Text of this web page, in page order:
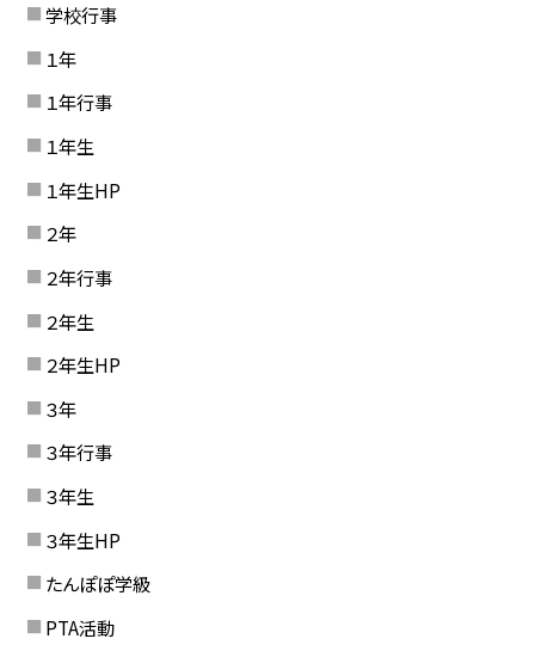
学校行事
１年
１年行事
１年生
１年生HP
２年
２年行事
２年生
２年生HP
３年
３年行事
３年生
３年生HP
たんぽぽ学級
PTA活動